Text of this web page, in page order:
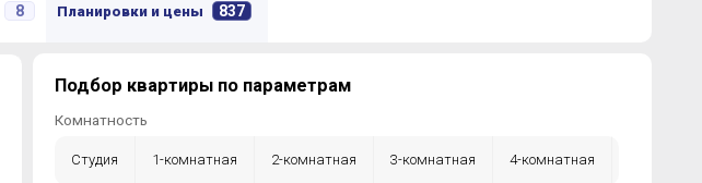
8 Планировки и цены 837
Подбор квартиры по параметрам
Комнатность
Студия 1-комнатная 2-комнатная 3-комнатная 4-комнатная